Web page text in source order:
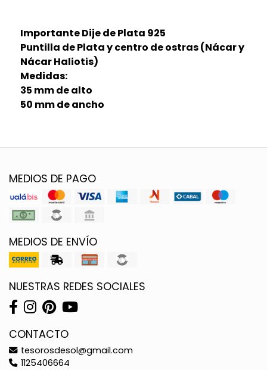
Importante Dije de Plata 925
Puntilla de Plata y centro de ostras (Nácar y
Nácar Haliotis)
Medidas:
35 mm de alto
50 mm de ancho
MEDIOS DE PAGO
MEDIOS DE ENVÍO
NUESTRAS REDES SOCIALES
CONTACTO
tesorosdesol@gmail.com
1125406664